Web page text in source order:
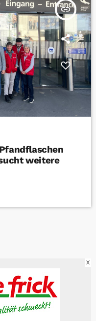
insert_link
weitere
X